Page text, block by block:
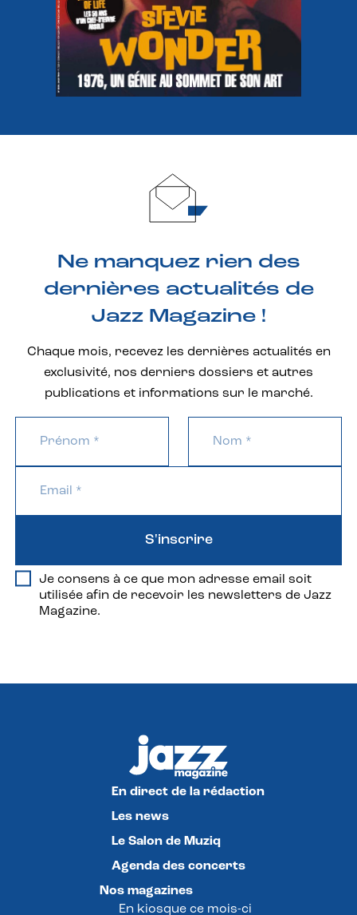
Ne manquez rien des
dernières actualités de
Jazz Magazine !
Chaque mois, recevez les dernières actualités en
exclusivité, nos derniers dossiers et autres
publications et informations sur le marché.
Je consens à ce que mon adresse email soit
utilisée afin de recevoir les newsletters de Jazz
Magazine.
S'inscrire
En direct de la rédaction
Les news
Le Salon de Muziq
Agenda des concerts
Nos magazines
En kiosque ce mois-ci